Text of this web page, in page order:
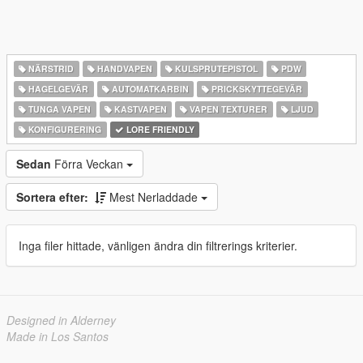
NÄRSTRID HANDVAPEN KULSPRUTEPISTOL
PDW
HAGELGEVÄR
AUTOMATKARBIN
PRICKSKYTTEGEVÄR
TUNGA VAPEN
KASTVAPEN VAPEN TEXTURER
LJUD
KONFIGURERING
LORE FRIENDLY
Sedan Förra Veckan
Sortera efter: Mest Nerladdade
Inga filer hittade, vänligen ändra din filtrerings kriterier.
Designed in Alderney
Made in Los Santos